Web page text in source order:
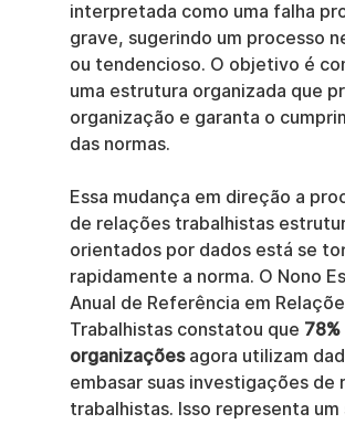
interpretada como uma falha
grave, sugerindo um processo
ou tendencioso. O objetivo é
uma estrutura organizada que
organização e garanta o
das normas.
Essa mudança em direção a
de relações trabalhistas
orientados por dados está se
rapidamente a norma. O Nono
Anual de Referência em
Trabalhistas constatou que
organizações agora utilizam
embasar suas investigações de
trabalhistas. Isso representa um